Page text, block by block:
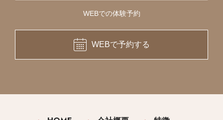
WEBでの体験予約
WEBで予約する